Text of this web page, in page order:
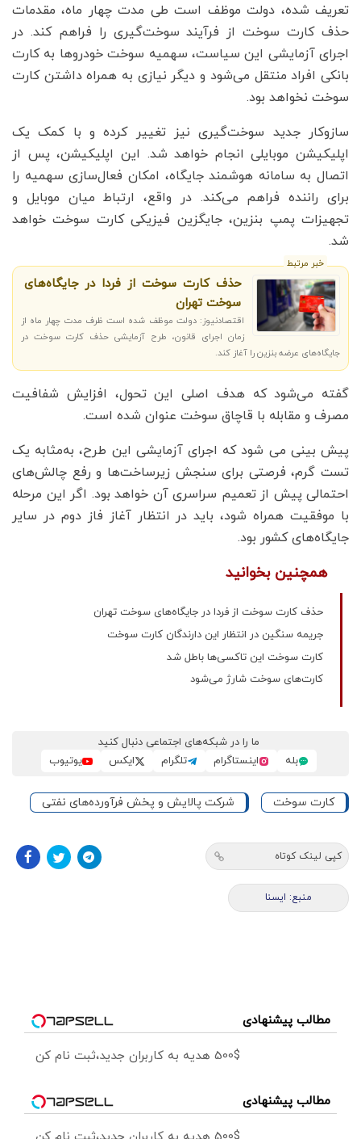
تعریف شده، دولت موظف است طی مدت چهار ماه، مقدمات
حذف کارت سوخت از فرآیند سوخت‌گیری را فراهم کند. در
اجرای آزمایشی این سیاست، سهمیه سوخت خودروها به کارت
بانکی افراد منتقل می‌شود و دیگر نیازی به همراه داشتن کارت
سوخت نخواهد بود.
سازوکار جدید سوخت‌گیری نیز تغییر کرده و با کمک یک
اپلیکیشن موبایلی انجام خواهد شد. این اپلیکیشن، پس از
اتصال به سامانه هوشمند جایگاه، امکان فعال‌سازی سهمیه را
برای راننده فراهم می‌کند. در واقع، ارتباط میان موبایل و
تجهیزات پمپ بنزین، جایگزین فیزیکی کارت سوخت خواهد
شد.
خبر مرتبط
حذف کارت سوخت از فردا در جایگاه‌های
سوخت تهران
اقتصادنیوز: دولت موظف شده است ظرف مدت چهار ماه از
زمان اجرای قانون، طرح آزمایشی حذف کارت سوخت در
جایگاه‌های عرضه بنزین را آغاز کند.
گفته می‌شود که هدف اصلی این تحول، افزایش شفافیت
مصرف و مقابله با قاچاق سوخت عنوان شده است.
پیش بینی می شود که اجرای آزمایشی این طرح، به‌مثابه یک
تست گرم، فرصتی برای سنجش زیرساخت‌ها و رفع چالش‌های
احتمالی پیش از تعمیم سراسری آن خواهد بود. اگر این مرحله
با موفقیت همراه شود، باید در انتظار آغاز فاز دوم در سایر
جایگاه‌های کشور بود.
همچنین بخوانید
حذف کارت سوخت از فردا در جایگاه‌های سوخت تهران
جریمه سنگین در انتظار این دارندگان کارت سوخت
کارت سوخت این تاکسی‌ها باطل شد
کارت‌های سوخت شارژ می‌شود
ما را در شبکه‌های اجتماعی دنبال کنید
بله
اینستاگرام تلگرام ایکس یوتیوب
کارت سوخت شرکت پالایش و پخش فرآورده‌های نفتی
کپی لینک کوتاه
منبع: ايسنا
مطالب پیشنهادی
500$ هدیه به کاربران جدید،ثبت نام کن
مطالب پیشنهادی